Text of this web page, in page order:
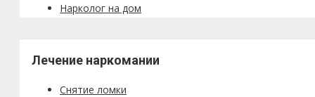
Нарколог на дом
Лечение наркомании
Снятие ломки